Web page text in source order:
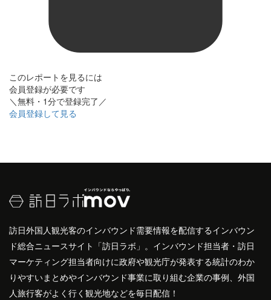
このレポートを見るには
会員登録が必要です
＼無料・1分で登録完了／
会員登録して見る
訪日外国人観光客のインバウンド需要情報を配信するインバウン
ド総合ニュースサイト「訪日ラボ」。インバウンド担当者・訪日
マーケティング担当者向けに政府や観光庁が発表する統計のわか
りやすいまとめやインバウンド事業に取り組む企業の事例、外国
人旅行客がよく行く観光地などを毎日配信！